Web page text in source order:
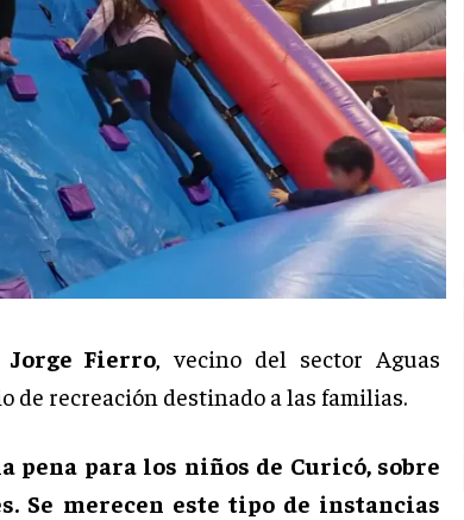
Jorge Fierro, vecino del sector Aguas
de recreación destinado a las familias.
pena para los niños de Curicó, sobre
Se merecen este tipo de instancias